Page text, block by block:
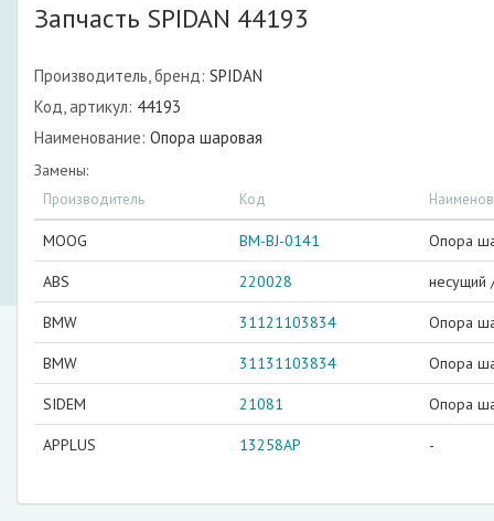
Запчасть SPIDAN 44193
Производитель, бренд: SPIDAN
Код, артикул: 44193
Наименование: Опора шаровая
Замены:
Производитель Код
MOOG BM-BJ-0141 Опора
ABS 220028 несущий
BMW 31121103834 Опора
BMW 31131103834 Опора
SIDEM 21081 Опора
APPLUS 13258AP -